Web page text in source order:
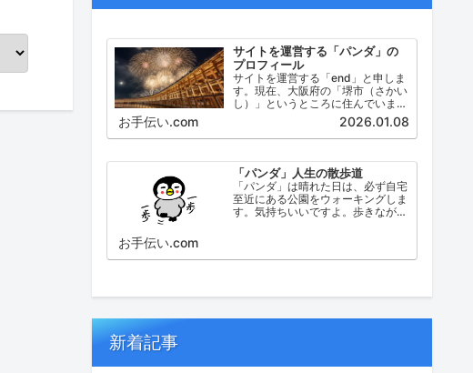
サイトを運営する「パンダ」の
プロフィール
サイトを運営する「end」と申しま
す。現在、大阪府の「堺市（さかい
し）」というところに住んでいま
す。堺市（さかいし）は、大阪府の
泉北地域にある政令指定都市で、府
内では大阪市に次いで人口が多い都
お手伝い.com 2026.01.08
「パンダ」人生の散歩道
「パンダ」は晴れた日は、必ず自宅
至近にある公園をウォーキングしま
す。気持ちいいですよ。歩きなが
お手伝い.com
新着記事